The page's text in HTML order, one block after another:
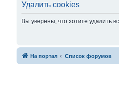
Удалить cookies
Вы уверены, что хотите удалить
На портал Список форумов